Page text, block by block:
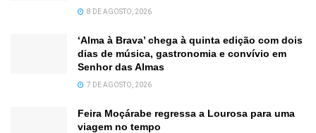
8 DE AGOSTO, 2026
‘Alma à Brava’ chega à quinta edição com dois
dias de música, gastronomia e convívio em
Senhor das Almas
7 DE AGOSTO, 2026
Feira Moçárabe regressa a Lourosa para uma
viagem no tempo